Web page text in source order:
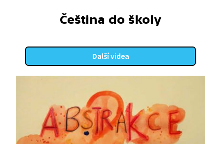
Čeština do školy
Další videa